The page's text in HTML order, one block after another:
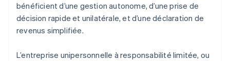
bénéficient d’une gestion autonome, d’une prise de
décision rapide et unilatérale, et d’une déclaration de
revenus simplifiée.
L’entreprise unipersonnelle à responsabilité limitée, ou